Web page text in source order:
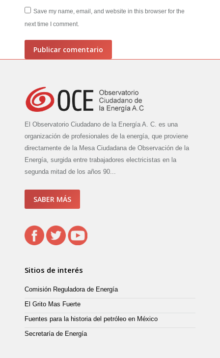
Save my name, email, and website in this browser for the
next time I comment.
Publicar comentario
El Observatorio Ciudadano de la Energía A. C. es una
organización de profesionales de la energía, que proviene
directamente de la Mesa Ciudadana de Observación de la
Energía, surgida entre trabajadores electricistas en la
segunda mitad de los años 90...
SABER MÁS
Sitios de interés
Comisión Reguladora de Energía
El Grito Mas Fuerte
Fuentes para la historia del petróleo en México
Secretaría de Energía